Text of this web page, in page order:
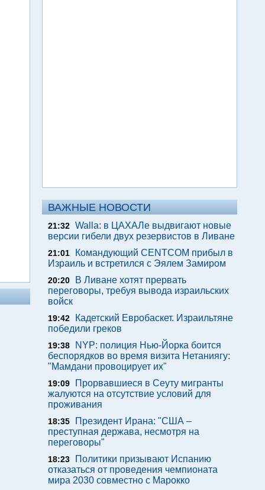
ВАЖНЫЕ НОВОСТИ
21:32 Walla: в ЦАХАЛе выдвигают новые
версии гибели двух резервистов в Ливане
21:01
Командующий CENTCOM прибыл в
Израиль и встретился с Эялем Замиром
20:20
В Ливане хотят прервать
переговоры, требуя вывода израильских
войск
19:42
Кадетский Евробаскет. Израильтяне
победили греков
19:38
NYP: полиция Нью-Йорка боится
беспорядков во время визита Нетаниягу:
"Мамдани провоцирует их"
19:09
Прорвавшиеся в Сеуту мигранты
жалуются на отсутствие условий для
проживания
18:35
Президент Ирана: "США –
преступная держава, несмотря на
переговоры"
18:23
Политики призывают Испанию
отказаться от проведения чемпионата
мира 2030 совместно с Марокко